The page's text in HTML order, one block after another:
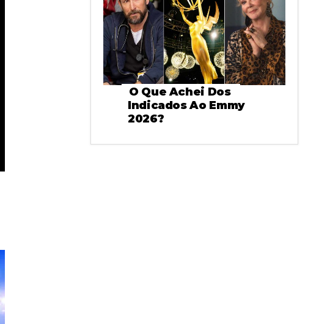
O Que Achei Dos
Indicados Ao Emmy
2026?